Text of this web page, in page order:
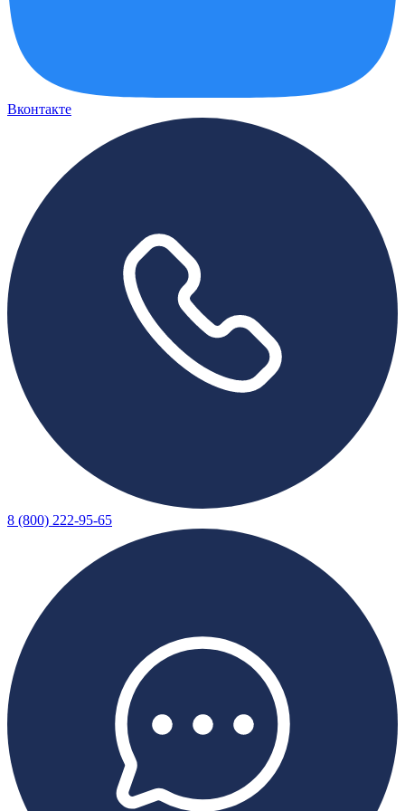
Вконтакте
8 (800) 222-95-65